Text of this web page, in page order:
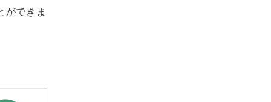
できま